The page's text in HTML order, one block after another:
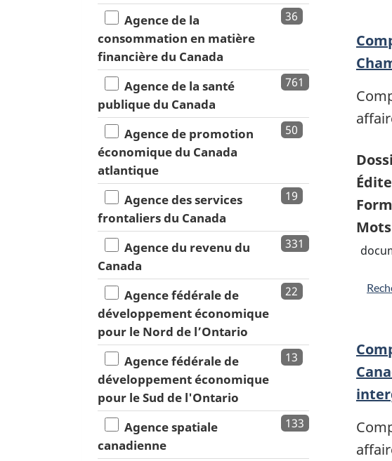
Agence de la
consommation en matière
financière du Canada
36
Agence de la santé
publique du Canada
761
Agence de promotion
économique du Canada
atlantique
50
Agence des services
frontaliers du Canada
19
Agence du revenu du
Canada
331
Agence fédérale de
développement économique
pour le Nord de l’Ontario
22
Agence fédérale de
développement économique
pour le Sud de l'Ontario
13
Agence spatiale
canadienne
133